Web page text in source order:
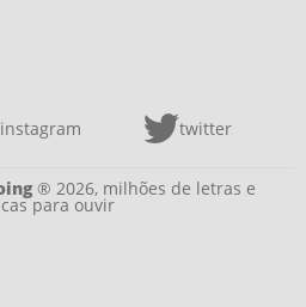
instagram twitter
® 2026, milhões de letras e
para ouvir